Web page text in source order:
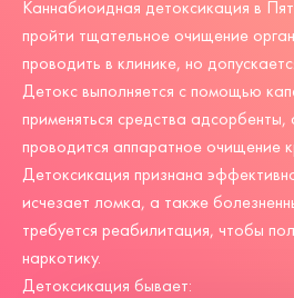
Каннабиоидная детоксикация в
пройти тщательное очищение
проводить в клинике, но
Детокс выполняется с помощью
применяться средства адсорбенты,
проводится аппаратное очищение
Детоксикация признана
исчезает ломка, а также
требуется реабилитация, чтобы
наркотику.
Детоксикация бывает: